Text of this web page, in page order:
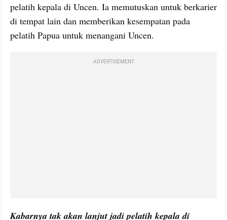
pelatih kepala di Uncen. Ia memutuskan untuk berkarier
di tempat lain dan memberikan kesempatan pada
pelatih Papua untuk menangani Uncen.
ADVERTISEMENT
Kabarnya tak akan lanjut jadi pelatih kepala di